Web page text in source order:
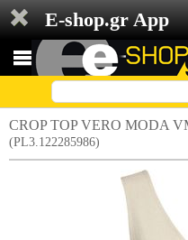
E-shop.gr App
CROP TOP VERO MODA
(PL3.122285986)